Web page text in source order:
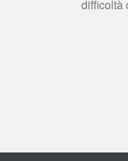
difficoltà